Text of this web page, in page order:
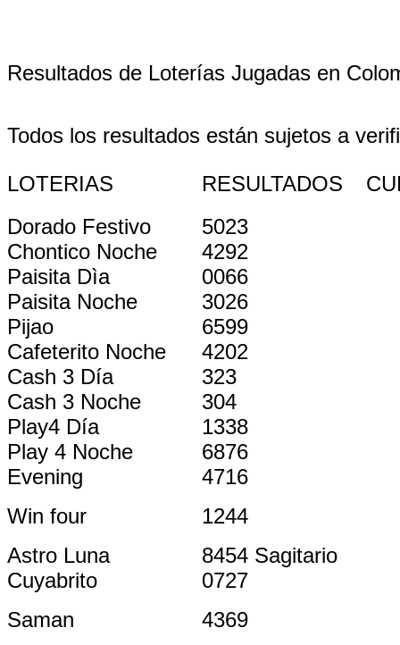
Resultados de Loterías Jugadas en
Todos los resultados están sujetos a
LOTERIAS
RESULTADOS
Dorado Festivo
5023
Chontico Noche
4292
Paisita Dìa
0066
Paisita Noche
3026
Pijao
6599
Cafeterito Noche
4202
Cash 3 Día
323
Cash 3 Noche
304
Play4 Día
1338
Play 4 Noche
6876
Evening
4716
Win four
1244
Astro Luna
8454 Sagitario
Cuyabrito
0727
Saman
4369